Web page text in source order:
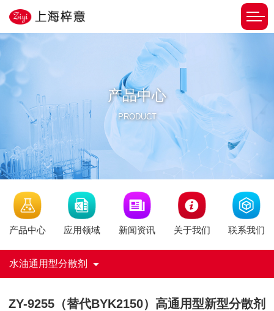
产品中心
PRODUCT
产品中心 应用领域 新闻资讯 关于我们 联系我们
水油通用型分散剂
ZY-9255（替代BYK2150）高通用型新型分散剂